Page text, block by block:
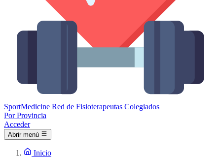
SportMedicine Red de Fisioterapeutas Colegiados
Por Provincia
Acceder
Abrir menú
Inicio